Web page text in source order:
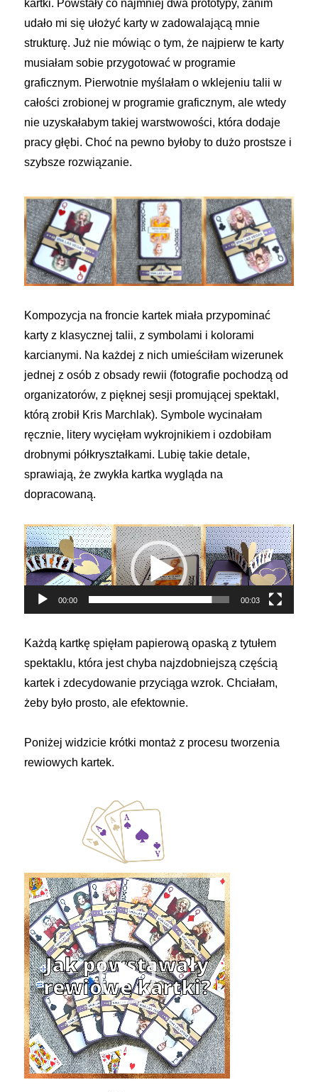
kartki. Powstały co najmniej dwa prototypy, zanim
udało mi się ułożyć karty w zadowalającą mnie
strukturę. Już nie mówiąc o tym, że najpierw te karty
musiałam sobie przygotować w programie
graficznym. Pierwotnie myślałam o wklejeniu talii w
całości zrobionej w programie graficznym, ale wtedy
nie uzyskałabym takiej warstwowości, która dodaje
pracy głębi. Choć na pewno byłoby to dużo prostsze i
szybsze rozwiązanie.
Kompozycja na froncie kartek miała przypominać
karty z klasycznej talii, z symbolami i kolorami
karcianymi. Na każdej z nich umieściłam wizerunek
jednej z osób z obsady rewii (fotografie pochodzą od
organizatorów, z pięknej sesji promującej spektakl,
którą zrobił Kris Marchlak). Symbole wycinałam
ręcznie, litery wycięłam wykrojnikiem i ozdobiłam
drobnymi półkryształkami. Lubię takie detale,
sprawiają, że zwykła kartka wygląda na
dopracowaną.
Odtwarzacz
video
00:00 00:03
Każdą kartkę spięłam papierową opaską z tytułem
spektaklu, która jest chyba najzdobniejszą częścią
kartek i zdecydowanie przyciąga wzrok. Chciałam,
żeby było prosto, ale efektownie.
Poniżej widzicie krótki montaż z procesu tworzenia
rewiowych kartek.